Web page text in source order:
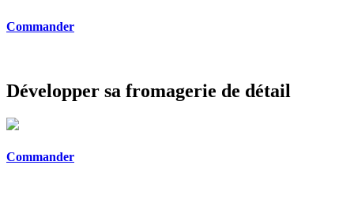
Commander
Développer sa fromagerie de détail
Commander